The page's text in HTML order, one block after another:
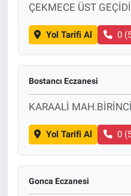
ÇEKMECE ÜST
Yol Tarifi Al 0
Bostancı Eczanesi
KARAALİ
Yol Tarifi Al 0
Gonca Eczanesi